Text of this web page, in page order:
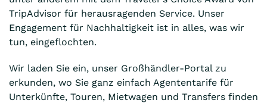
TripAdvisor für herausragenden Service. Unser
Engagement für Nachhaltigkeit ist in alles, was wir
tun, eingeflochten.
Wir laden Sie ein, unser Großhändler-Portal zu
erkunden, wo Sie ganz einfach Agententarife für
Unterkünfte, Touren, Mietwagen und Transfers finden